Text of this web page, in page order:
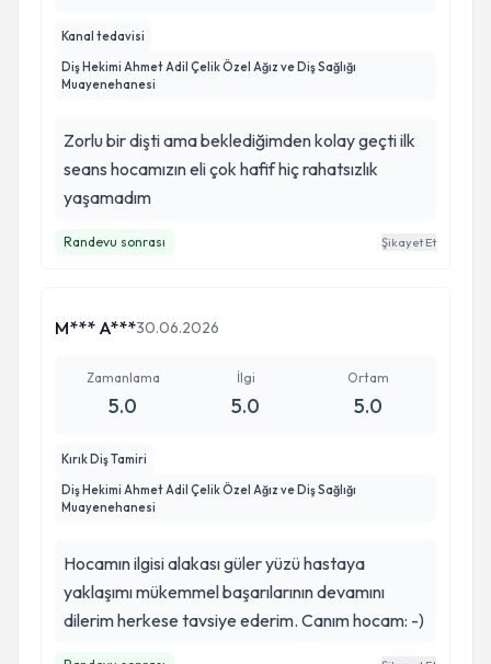
Kanal tedavisi
Diş Hekimi Ahmet Adil Çelik Özel Ağız ve Diş Sağlığı
Muayenehanesi
Zorlu bir dişti ama beklediğimden kolay geçti ilk
seans hocamızın eli çok hafif hiç rahatsızlık
yaşamadım
Randevu sonrası Şikayet Et
M*** A***30.06.2026
Zamanlama
5.0
İlgi
5.0
Ortam
5.0
Kırık Diş Tamiri
Diş Hekimi Ahmet Adil Çelik Özel Ağız ve Diş Sağlığı
Muayenehanesi
Hocamın ilgisi alakası güler yüzü hastaya
yaklaşımı mükemmel başarılarının devamını
dilerim herkese tavsiye ederim. Canım hocam: -)